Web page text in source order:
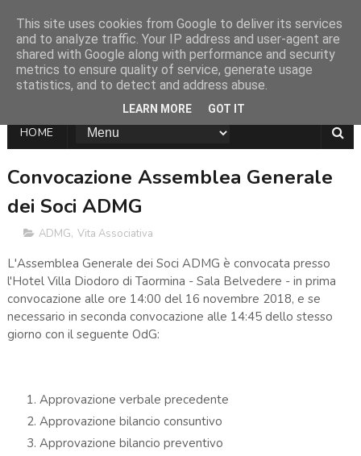
HOME
Convocazione Assemblea Generale
dei Soci ADMG
ADMG, Vita Associativa
L'Assemblea Generale dei Soci ADMG è convocata presso
l'Hotel Villa Diodoro di Taormina - Sala Belvedere - in prima
convocazione alle ore 14:00 del 16 novembre 2018, e se
necessario in seconda convocazione alle 14:45 dello stesso
giorno con il seguente OdG:
Approvazione verbale precedente
Approvazione bilancio consuntivo
Approvazione bilancio preventivo
This site uses cookies from Google to deliver its services
and to analyze traffic. Your IP address and user-agent are
shared with Google along with performance and security
metrics to ensure quality of service, generate usage
statistics, and to detect and address abuse.
LEARN MORE GOT IT